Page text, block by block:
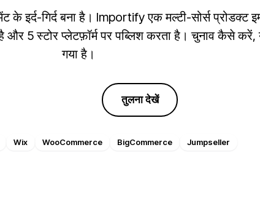
अफिलिएट बनें
इर्द-गिर्द बना है। Importify एक मल्टी-सोर्स प्रोडक्ट
और 5 स्टोर प्लेटफ़ॉर्म पर पब्लिश करता है। चुनाव कैसे करें,
गया है।
तुलना देखें
Wix WooCommerce BigCommerce Jumpseller